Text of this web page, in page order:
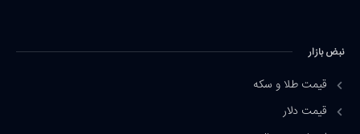
نبض بازار
قیمت طلا و سکه
قیمت دلار